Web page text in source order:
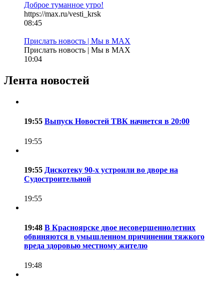
Доброе туманное утро!
https://max.ru/vesti_krsk
08:45
Прислать новость | Мы в MAX
Прислать новость | Мы в MAX
10:04
Лента новостей
19:55 Выпуск Новостей ТВК начнется в 20:00
19:55
19:55 Дискотеку 90-х устроили во дворе на
Судостроительной
19:55
19:48 В Красноярске двое несовершеннолетних
обвиняются в умышленном причинении тяжкого
вреда здоровью местному жителю
19:48